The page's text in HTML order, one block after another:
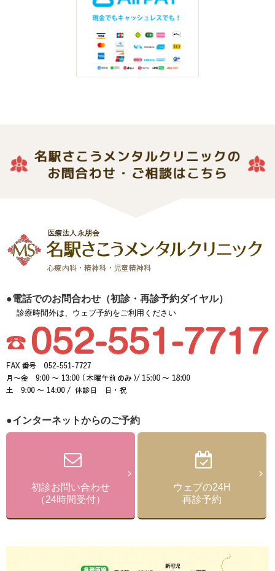
●電話でのお問合わせ（初診・再診予約ダイヤル）
診療時間外は、ウェブ予約をご利用ください
●インターネットからのご予約
初診お問い合わせ
（24時間受付）
ウェブの24H
再診予約